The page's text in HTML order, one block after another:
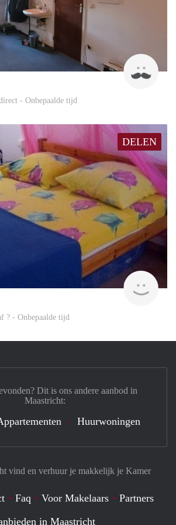
- Onbepaalde tijd
DELEN
? - Onbepaalde tijd
vind en verhuur je makkelijk je Kamer
Faq Voor Makelaars
Partners
in Maastricht
Dit is ons andere aanbod in
Maastricht:
Huurwoningen